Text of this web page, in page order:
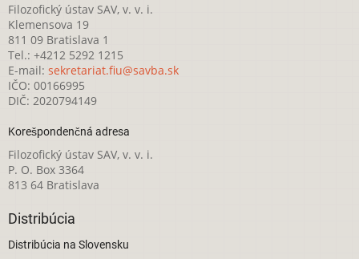
Filozofický ústav SAV, v. v. i.
Klemensova 19
811 09 Bratislava 1
Tel.: +4212 5292 1215
E-mail: sekretariat.fiu@savba.sk
IČO: 00166995
DIČ: 2020794149
Korešpondenčná adresa
Filozofický ústav SAV, v. v. i.
P. O. Box 3364
813 64 Bratislava
Distribúcia
Distribúcia na Slovensku